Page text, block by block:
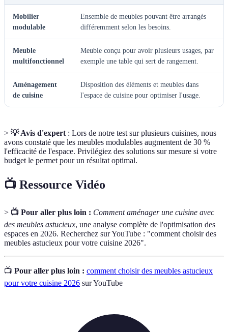
Mobilier
modulable
Ensemble de meubles pouvant être arrangés
différemment selon les besoins.
Meuble
multifonctionnel
Meuble conçu pour avoir plusieurs usages, par
exemple une table qui sert de rangement.
Aménagement
de cuisine
Disposition des éléments et meubles dans
l'espace de cuisine pour optimiser l'usage.
> 💡 Avis d'expert : Lors de notre test sur plusieurs cuisines, nous
avons constaté que les meubles modulables augmentent de 30 %
l'efficacité de l'espace. Privilégiez des solutions sur mesure si votre
budget le permet pour un résultat optimal.
📺 Ressource Vidéo
> 📺 Pour aller plus loin : Comment aménager une cuisine avec
des meubles astucieux, une analyse complète de l'optimisation des
espaces en 2026. Recherchez sur YouTube : "comment choisir des
meubles astucieux pour votre cuisine 2026".
📺 Pour aller plus loin : comment choisir des meubles astucieux
pour votre cuisine 2026 sur YouTube